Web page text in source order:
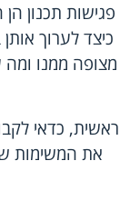
פגישות תכנון
כיצד לערוך
מצופה ממנו ומה
ראשית, כדאי
את המשימות